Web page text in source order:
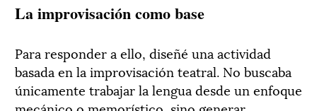
La improvisación como base
Para responder a ello, diseñé una actividad
basada en la improvisación teatral. No buscaba
únicamente trabajar la lengua desde un enfoque